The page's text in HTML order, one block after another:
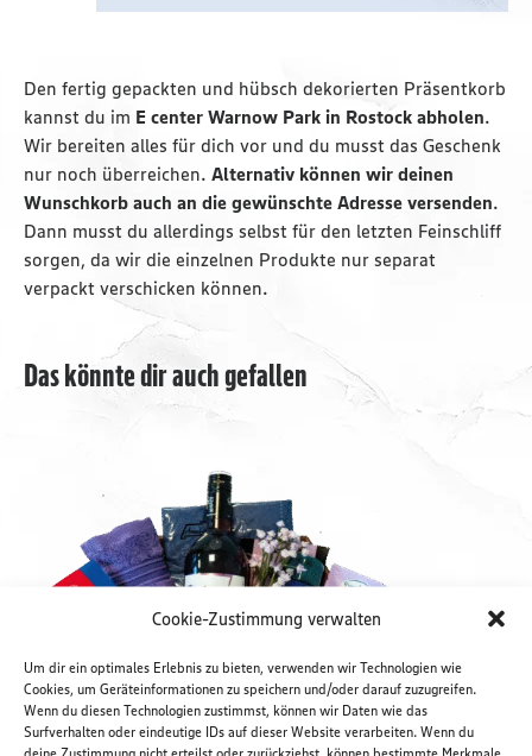
Cookie-Zustimmung verwalten
Um dir ein optimales Erlebnis zu bieten, verwenden wir Technologien wie
Cookies, um Geräteinformationen zu speichern und/oder darauf zuzugreifen.
Wenn du diesen Technologien zustimmst, können wir Daten wie das
Surfverhalten oder eindeutige IDs auf dieser Website verarbeiten. Wenn du
deine Zustimmung nicht erteilst oder zurückziehst, können bestimmte Merkmale
Den fertig gepackten und hübsch dekorierten Präsentkorb
kannst du im E center Warnow Park in Rostock abholen.
Wir bereiten alles für dich vor und du musst das Geschenk
nur noch überreichen. Alternativ können wir deinen
Wunschkorb auch an die gewünschte Adresse versenden.
Dann musst du allerdings selbst für den letzten Feinschliff
sorgen, da wir die einzelnen Produkte nur separat
verpackt verschicken können.
Das könnte dir auch gefallen